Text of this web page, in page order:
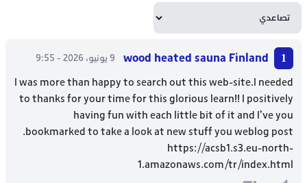
wood heated sauna Finland 9 يونيو، 2026 - 9:55
I was more than happy to search out this web-site.I needed
to thanks for your time for this glorious learn!! I positively
having fun with each little bit of it and I’ve you
bookmarked to take a look at new stuff you weblog post.
https://acsb1.s3.eu-north-
1.amazonaws.com/tr/index.html